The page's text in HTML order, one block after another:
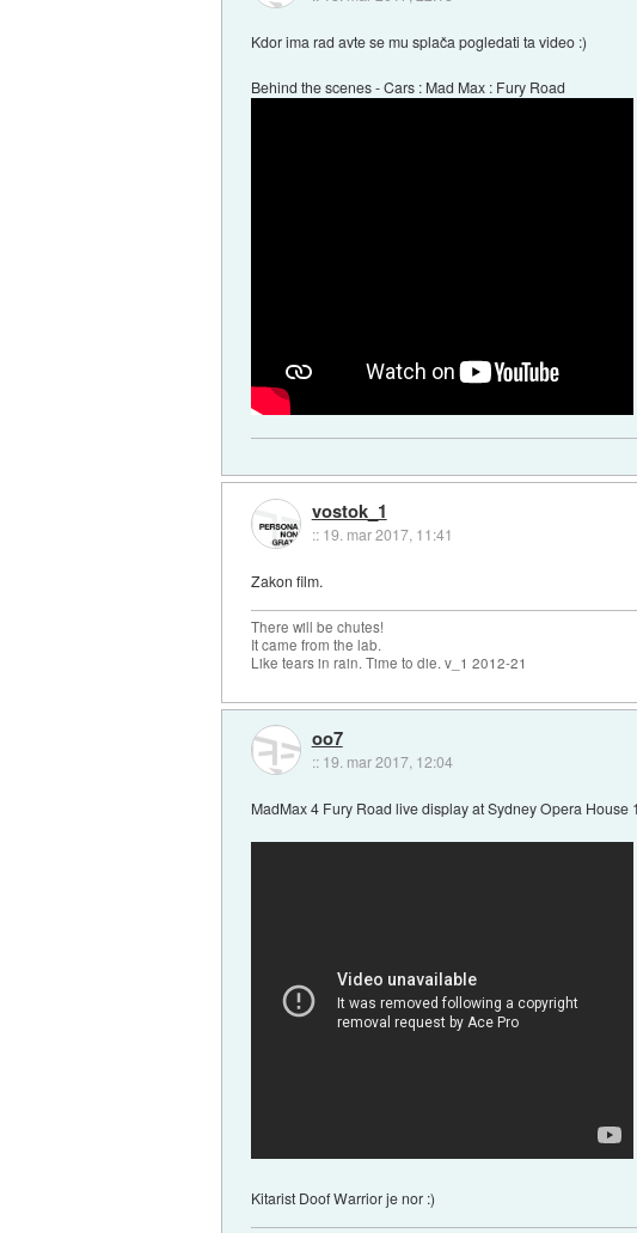
Kdor ima rad avte se mu splača pogledati ta video :)
Behind the scenes - Cars : Mad Max : Fury Road
vostok_1
:: 19. mar 2017, 11:41
Zakon film.
There will be chutes!
It came from the lab.
Like tears in rain. Time to die. v_1 2012-21
oo7
:: 19. mar 2017, 12:04
MadMax 4 Fury Road live display at Sydney Opera House
Kitarist Doof Warrior je nor :)